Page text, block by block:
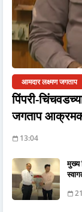
आमदार लक्ष्मण जगताप
पिंपरी-
जगताप
13:04
मुख्य